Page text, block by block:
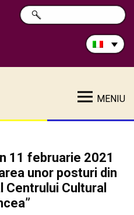
Cerca
nel
MENIU
11 februarie 2021
unor posturi din
Cultural